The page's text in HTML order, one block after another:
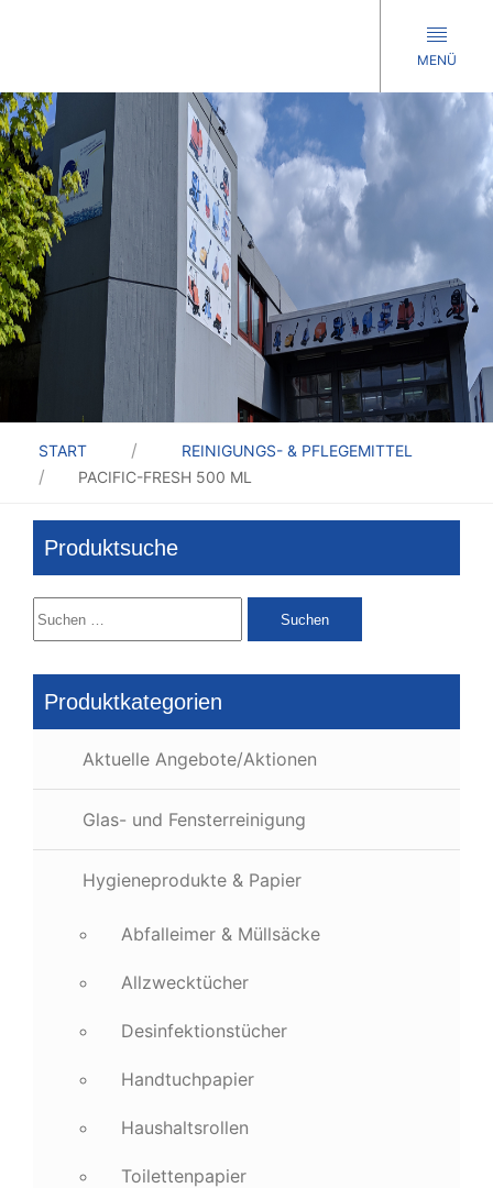
MENÜ
START
REINIGUNGS- & PFLEGEMITTEL
PACIFIC-FRESH 500 ML
Produktsuche
Suchen
nach:
Produktkategorien
Aktuelle Angebote/Aktionen
Glas- und Fensterreinigung
Hygieneprodukte & Papier
Abfalleimer & Müllsäcke
Allzwecktücher
Desinfektionstücher
Handtuchpapier
Haushaltsrollen
Toilettenpapier